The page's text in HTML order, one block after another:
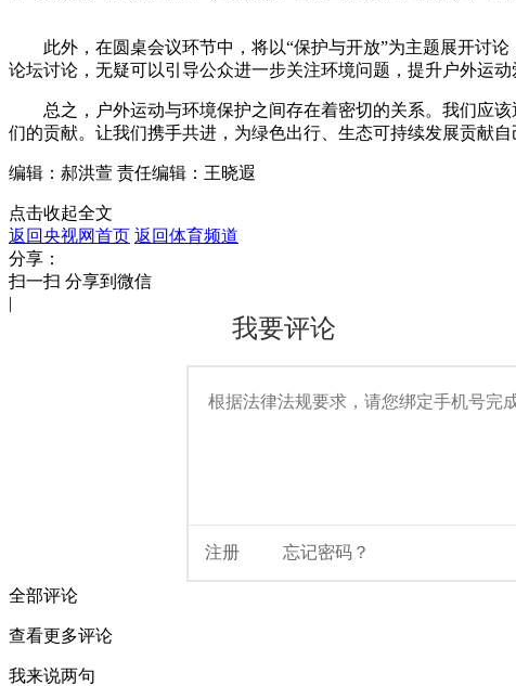
此外，在圆桌会议环节中，将以“保护与开放”为主题展开讨
论坛讨论，无疑可以引导公众进一步关注环境问题，提升户外运
总之，户外运动与环境保护之间存在着密切的关系。我们应
们的贡献。让我们携手共进，为绿色出行、生态可持续发展贡献自
编辑：郝洪萱 责任编辑：王晓遐
点击收起全文
返回央视网首页 返回体育频道
分享：
扫一扫 分享到微信
|
全部评论
查看更多评论
我来说两句